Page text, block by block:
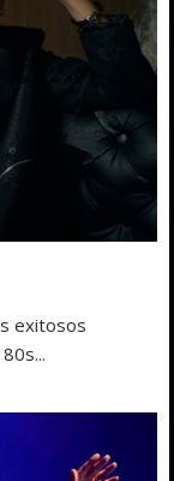
exitosos